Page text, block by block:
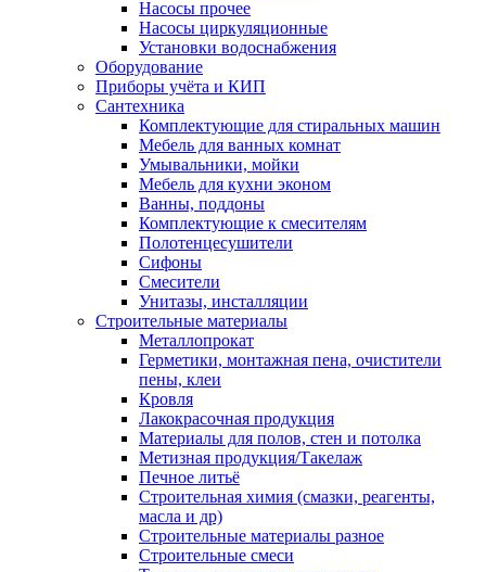
Насосы прочее
Насосы циркуляционные
Установки водоснабжения
Оборудование
Приборы учёта и КИП
Сантехника
Комплектующие для стиральных машин
Мебель для ванных комнат
Умывальники, мойки
Мебель для кухни эконом
Ванны, поддоны
Комплектующие к смесителям
Полотенцесушители
Сифоны
Смесители
Унитазы, инсталляции
Строительные материалы
Металлопрокат
Герметики, монтажная пена, очистители
пены, клеи
Кровля
Лакокрасочная продукция
Материалы для полов, стен и потолка
Метизная продукция/Такелаж
Печное литьё
Строительная химия (смазки, реагенты,
масла и др)
Строительные материалы разное
Строительные смеси